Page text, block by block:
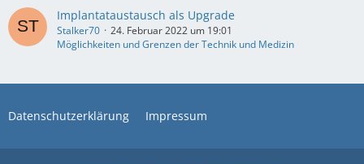
Implantataustausch als Upgrade
Stalker70
24. Februar 2022 um 19:01
Möglichkeiten und Grenzen der Technik und Medizin
Datenschutzerklärung Impressum